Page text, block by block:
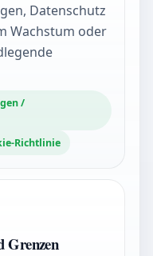
Datenschutz
Wachstum oder
/
Richtlinie
Grenzen